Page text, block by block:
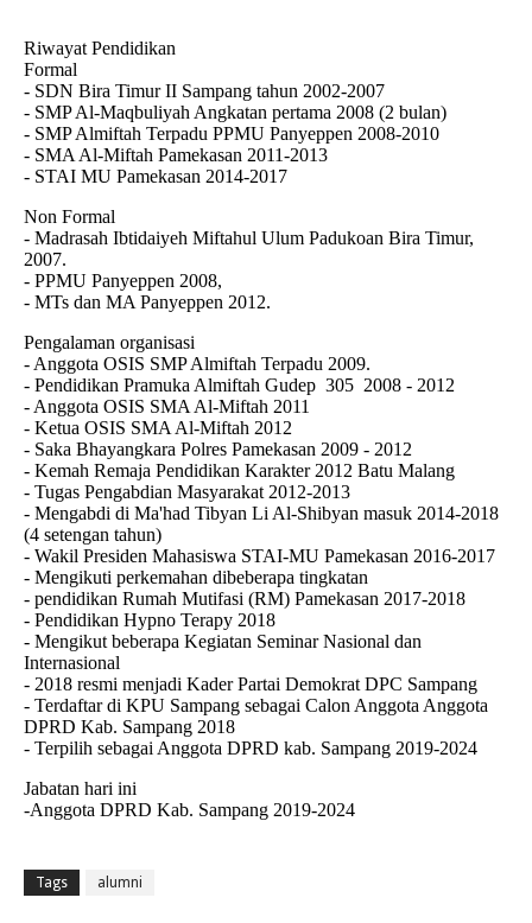
Riwayat Pendidikan
Formal
- SDN Bira Timur II Sampang tahun 2002-2007
- SMP Al-Maqbuliyah Angkatan pertama 2008 (2 bulan)
- SMP Almiftah Terpadu PPMU Panyeppen 2008-2010
- SMA Al-Miftah Pamekasan 2011-2013
- STAI MU Pamekasan 2014-2017
Non Formal
- Madrasah Ibtidaiyeh Miftahul Ulum Padukoan Bira Timur,
2007.
- PPMU Panyeppen 2008,
- MTs dan MA Panyeppen 2012.
Pengalaman organisasi
- Anggota OSIS SMP Almiftah Terpadu 2009.
- Pendidikan Pramuka Almiftah Gudep 305 2008 - 2012
- Anggota OSIS SMA Al-Miftah 2011
- Ketua OSIS SMA Al-Miftah 2012
- Saka Bhayangkara Polres Pamekasan 2009 - 2012
- Kemah Remaja Pendidikan Karakter 2012 Batu Malang
- Tugas Pengabdian Masyarakat 2012-2013
- Mengabdi di Ma'had Tibyan Li Al-Shibyan masuk 2014-2018
(4 setengan tahun)
- Wakil Presiden Mahasiswa STAI-MU Pamekasan 2016-2017
- Mengikuti perkemahan dibeberapa tingkatan
- pendidikan Rumah Mutifasi (RM) Pamekasan 2017-2018
- Pendidikan Hypno Terapy 2018
- Mengikut beberapa Kegiatan Seminar Nasional dan
Internasional
- 2018 resmi menjadi Kader Partai Demokrat DPC Sampang
- Terdaftar di KPU Sampang sebagai Calon Anggota Anggota
DPRD Kab. Sampang 2018
- Terpilih sebagai Anggota DPRD kab. Sampang 2019-2024
Jabatan hari ini
-Anggota DPRD Kab. Sampang 2019-2024
Tags alumni